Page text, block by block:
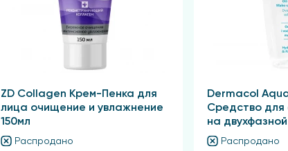
ZD Collagen Крем-Пенка для
лица очищение и увлажнение
150мл
Распродано
Dermacol
Средство для
на
Распродано